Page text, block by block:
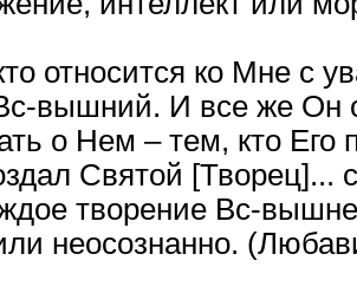
относится ко Мне с
вышний. И все же Он
о Нем – тем, кто Его
Святой
творение Вс-
неосознанно.